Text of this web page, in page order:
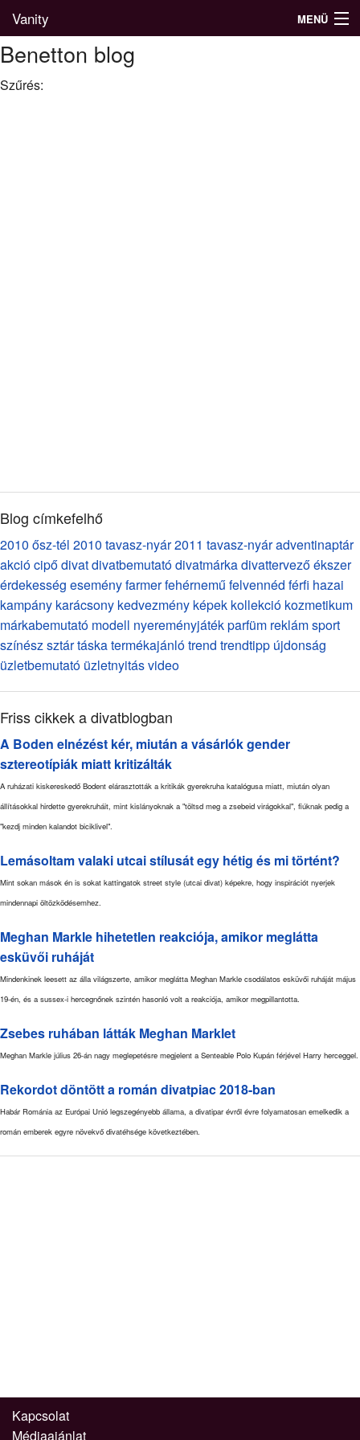
Vanity MENÜ
Benetton blog
Szűrés:
Blog címkefelhő
2010 ősz-tél 2010 tavasz-nyár2011 tavasz-nyáradventinaptár
akciócipődivatdivatbemutatódivatmárkadivattervezőékszer
érdekesség eseményfarmerfehérneműfelvennéd férfi hazai
kampány karácsony kedvezmény képek kollekció kozmetikum
márkabemutató modell nyereményjátékparfüm reklámsport
színészsztártáskatermékajánlótrend trendtipp újdonság
üzletbemutató üzletnyitásvideo
Friss cikkek a divatblogban
A Boden elnézést kér, miután a vásárlók gender
sztereotípiák miatt kritizálták
A ruházati kiskereskedő Bodent elárasztották a kritikák gyerekruha katalógusa miatt, miután olyan
állításokkal hirdette gyerekruháit, mint kislányoknak a "töltsd meg a zsebeid virágokkal", fiúknak pedig a
"kezdj minden kalandot biciklivel".
Lemásoltam valaki utcai stílusát egy hétig és mi történt?
Mint sokan mások én is sokat kattingatok street style (utcai divat) képekre, hogy inspirációt nyerjek
mindennapi öltözködésemhez.
Meghan Markle hihetetlen reakciója, amikor meglátta
esküvői ruháját
Mindenkinek leesett az álla világszerte, amikor meglátta Meghan Markle csodálatos esküvői ruháját május
19-én, és a sussex-i hercegnőnek szintén hasonló volt a reakciója, amikor megpillantotta.
Zsebes ruhában látták Meghan Marklet
Meghan Markle július 26-án nagy meglepetésre megjelent a Senteable Polo Kupán férjével Harry herceggel.
Rekordot döntött a román divatpiac 2018-ban
Habár Románia az Európai Unió legszegényebb állama, a divatipar évről évre folyamatosan emelkedik a
román emberek egyre növekvő divatéhsége következtében.
Kapcsolat
Médiaajánlat